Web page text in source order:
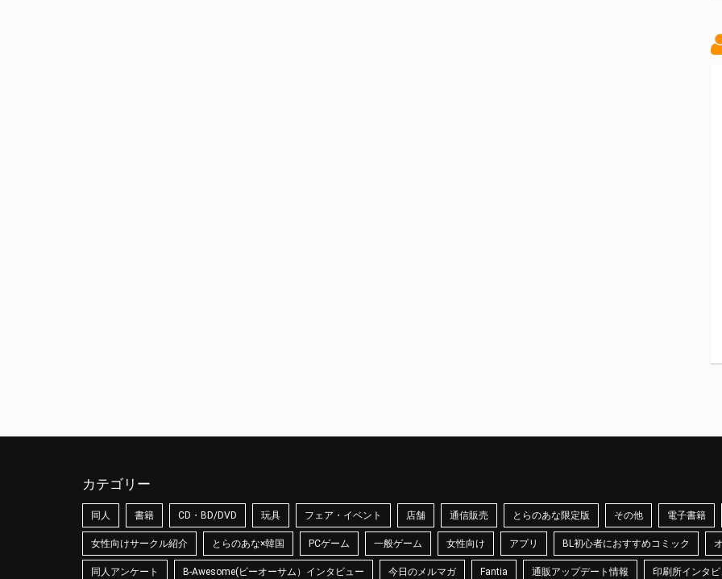
カテゴリー
同人 書籍 CD・BD/DVD 玩具 フェア・イベント 店舗 通信販売 とらのあな限定版 その他 電子書籍
女性向けサークル紹介 とらのあな×韓国 PCゲーム 一般ゲーム 女性向け アプリ BL初心者におすすめコミック
同人アンケート B-Awesome(ビーオーサム）インタビュー 今日のメルマガ Fantia 通販アップデート情報 印刷所インタ